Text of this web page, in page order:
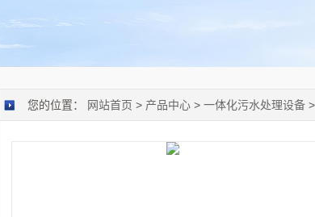
您的位置： 网站首页 > 产品中心 > 一体化污水处理设备 >